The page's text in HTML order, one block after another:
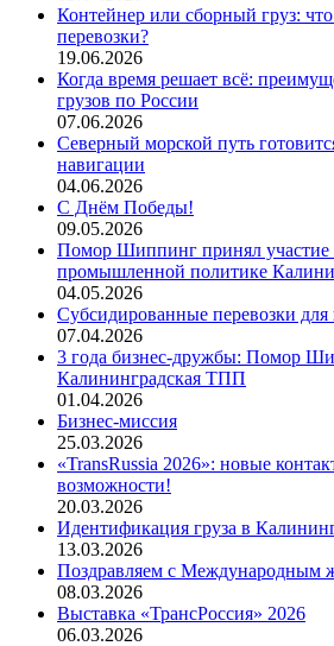
Контейнер или сборный груз:
перевозки?
19.06.2026
Когда время решает всё:
грузов по России
07.06.2026
Северный морской путь
навигации
04.06.2026
С Днём Победы!
09.05.2026
Помор Шиппинг принял участие
промышленной политике
04.05.2026
Субсидированные перевозки
07.04.2026
3 года бизнес-дружбы: Помор
Калининградская ТПП
01.04.2026
Бизнес-миссия
25.03.2026
«TransRussia 2026»: новые
возможности!
20.03.2026
Идентификация груза в
13.03.2026
Поздравляем с Международным
08.03.2026
Выставка «ТрансРоссия» 2026
06.03.2026